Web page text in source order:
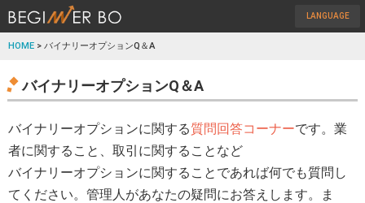
LANGUAGE
HOME > バイナリーオプションQ＆A
バイナリーオプションQ＆A
バイナリーオプションに関する質問回答コーナーです。業
者に関すること、取引に関することなど
バイナリーオプションに関することであれば何でも質問し
てください。管理人があなたの疑問にお答えします。ま